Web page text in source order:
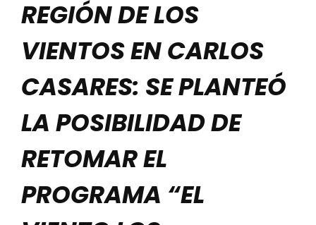
REGIÓN DE LOS
VIENTOS EN CARLOS
CASARES: SE PLANTEÓ
LA POSIBILIDAD DE
RETOMAR EL
PROGRAMA “EL